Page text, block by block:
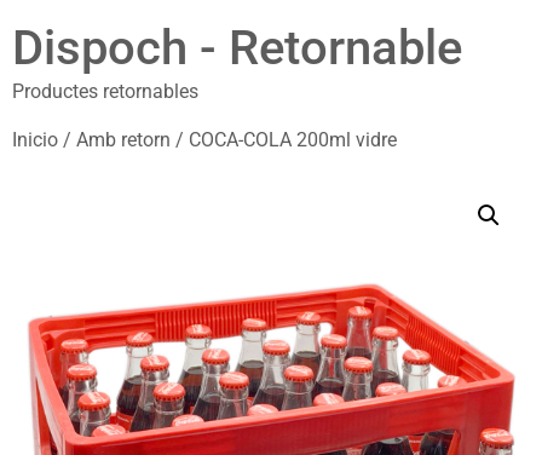
Dispoch - Retornable
Productes retornables
Inicio / Amb retorn / COCA-COLA 200ml vidre